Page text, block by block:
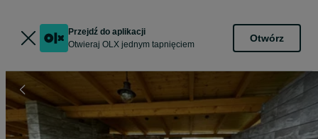
Przejdź do aplikacji
Otwieraj OLX jednym tapnięciem
Otwórz